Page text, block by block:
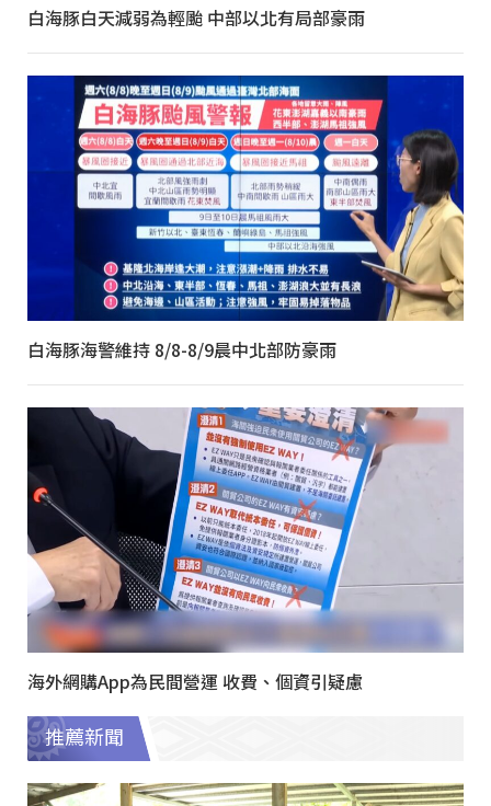
白海豚白天減弱為輕颱 中部以北有局部豪雨
白海豚海警維持 8/8-8/9晨中北部防豪雨
海外網購App為民間營運 收費、個資引疑慮
推薦新聞